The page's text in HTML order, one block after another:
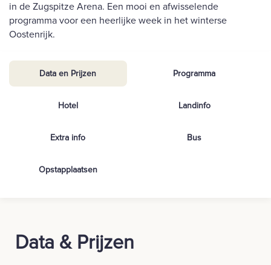
in de Zugspitze Arena. Een mooi en afwisselende
programma voor een heerlijke week in het winterse
Oostenrijk.
Data en Prijzen Programma
Hotel Landinfo
Extra info Bus
Opstapplaatsen
Data & Prijzen